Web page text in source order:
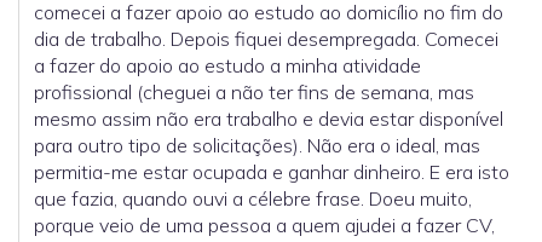
comecei a fazer apoio ao estudo ao domicílio no fim do
dia de trabalho. Depois fiquei desempregada. Comecei
a fazer do apoio ao estudo a minha atividade
profissional (cheguei a não ter fins de semana, mas
mesmo assim não era trabalho e devia estar disponível
para outro tipo de solicitações). Não era o ideal, mas
permitia-me estar ocupada e ganhar dinheiro. E era isto
que fazia, quando ouvi a célebre frase. Doeu muito,
porque veio de uma pessoa a quem ajudei a fazer CV,